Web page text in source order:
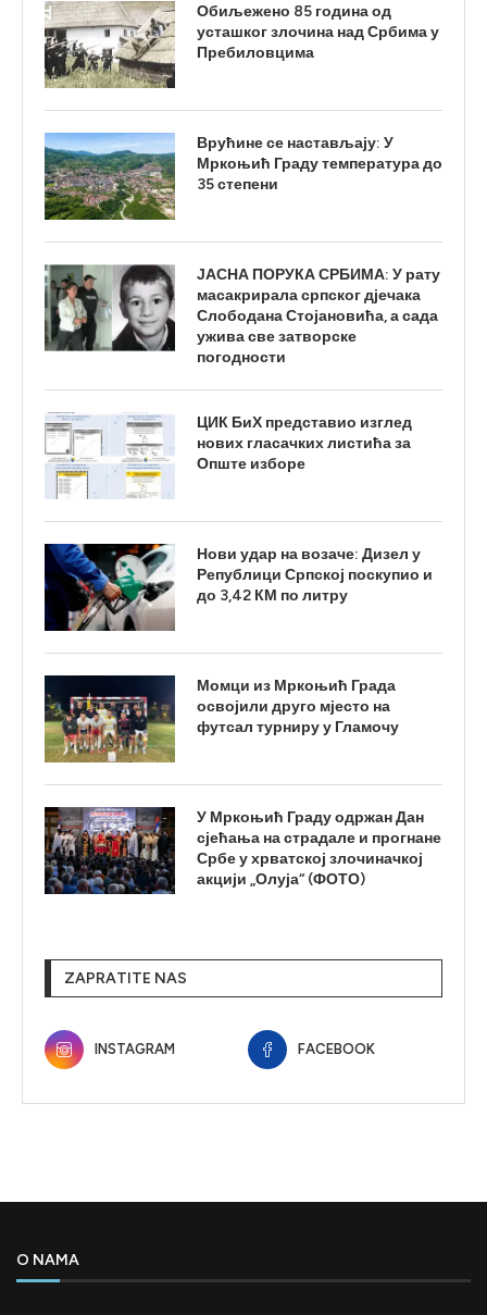
Обиљежено 85 година од
усташког злочина над Србима у
Пребиловцима
Врућине се настављају: У
Мркоњић Граду температура до
35 степени
ЈАСНА ПОРУКА СРБИМА: У рату
масакрирала српског дјечака
Слободана Стојановића, а сада
ужива све затворске
погодности
ЦИК БиХ представио изглед
нових гласачких листића за
Опште изборе
Нови удар на возаче: Дизел у
Републици Српској поскупио и
до 3,42 КМ по литру
Момци из Мркоњић Града
освојили друго мјесто на
футсал турниру у Гламочу
У Мркоњић Граду одржан Дан
сјећања на страдале и прогнане
Србе у хрватској злочиначкој
акцији „Олуја“ (ФОТО)
ZAPRATITE NAS
INSTAGRAM FACEBOOK
O NAMA